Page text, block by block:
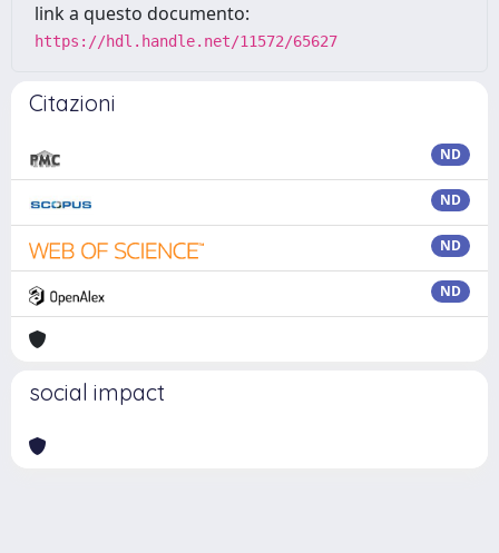
link a questo documento:
https://hdl.handle.net/11572/65627
Citazioni
ND
ND
ND
ND
social impact